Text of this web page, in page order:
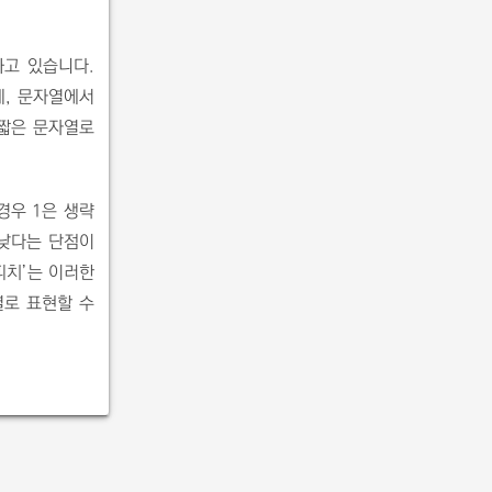
있습니다.
문자열에서
은 문자열로
우 1은 생략
는 단점이
’는 이러한
표현할 수